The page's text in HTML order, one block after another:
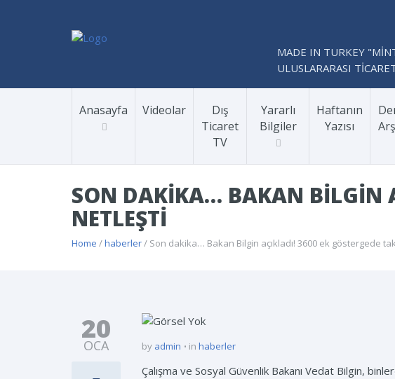
MADE IN TURKEY
ULUSLARARASI
Anasayfa Videolar
Dış
Ticaret
TV
Yararlı
Bilgiler
Haftanın
Yazısı
SON DAKIKA… BAKAN BILGIN
NETLEŞTI
Home /haberler/ Son dakika… Bakan Bilgin açıkladı! 3600 ek göstergede
20
OCA by admin in haberler
Çalışma ve Sosyal Güvenlik Bakanı Vedat Bilgin,